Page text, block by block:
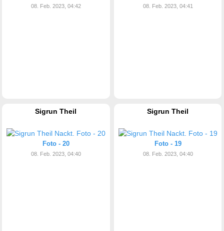
08. Feb. 2023, 04:42 08. Feb. 2023, 04:41
Sigrun Theil
Foto - 20
08. Feb. 2023, 04:40
Sigrun Theil
Foto - 19
08. Feb. 2023, 04:40